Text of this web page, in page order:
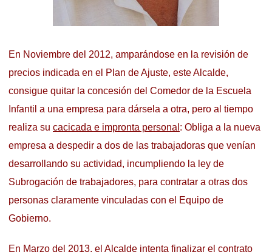
En Noviembre del 2012, amparándose en la revisión de
precios indicada en el Plan de Ajuste, este Alcalde,
consigue quitar la concesión del Comedor de la Escuela
Infantil a una empresa para dársela a otra, pero al tiempo
realiza su cacicada e impronta personal : Obliga a la nueva
empresa a despedir a dos de las trabajadoras que venían
desarrollando su actividad, incumpliendo la ley de
Subrogación de trabajadores, para contratar a otras dos
personas claramente vinculadas con el Equipo de
Gobierno.
En Marzo del 2013, el Alcalde intenta finalizar el contrato